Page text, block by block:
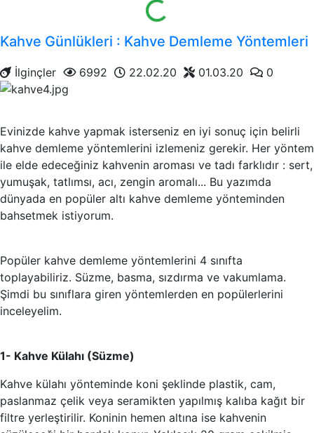
Yükleniyor...
Kahve Günlükleri : Kahve Demleme Yöntemleri
İlginçler 6992 22.02.20 01.03.20 0
Evinizde kahve yapmak isterseniz en iyi sonuç için belirli
kahve demleme yöntemlerini izlemeniz gerekir. Her yöntem
ile elde edeceğiniz kahvenin aroması ve tadı farklıdır : sert,
yumuşak, tatlımsı, acı, zengin aromalı... Bu yazımda
dünyada en popüler altı kahve demleme yönteminden
bahsetmek istiyorum.
Popüler kahve demleme yöntemlerini 4 sınıfta
toplayabiliriz. Süzme, basma, sızdırma ve vakumlama.
Şimdi bu sınıflara giren yöntemlerden en popülerlerini
inceleyelim.
1- Kahve Külahı (Süzme)
Kahve külahı yönteminde koni şeklinde plastik, cam,
paslanmaz çelik veya seramikten yapılmış kalıba kağıt bir
filtre yerleştirilir. Koninin hemen altına ise kahvenin